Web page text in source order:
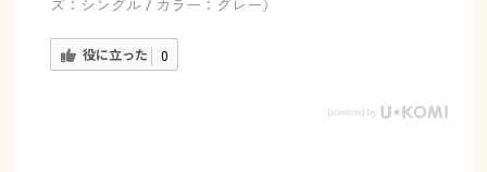
ズ：シングル / カラー：グレー）
役に立った 0